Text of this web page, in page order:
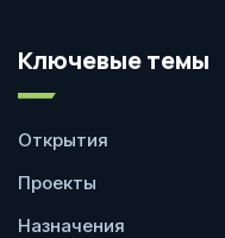
Ключевые темы
Открытия
Проекты
Назначения